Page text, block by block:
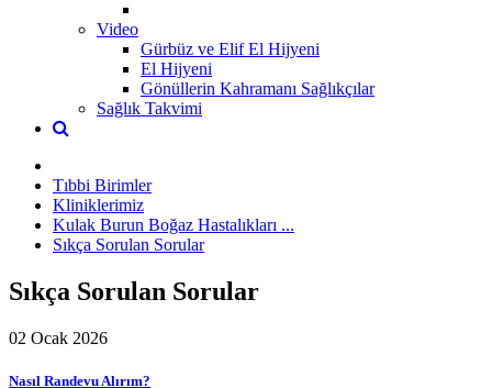
Video
Gürbüz ve Elif El Hijyeni
El Hijyeni
Gönüllerin Kahramanı Sağlıkçılar
Sağlık Takvimi
Tıbbi Birimler
Kliniklerimiz
Kulak Burun Boğaz Hastalıkları ...
Sıkça Sorulan Sorular
Sıkça Sorulan Sorular
02 Ocak 2026
Nasıl Randevu Alırım?